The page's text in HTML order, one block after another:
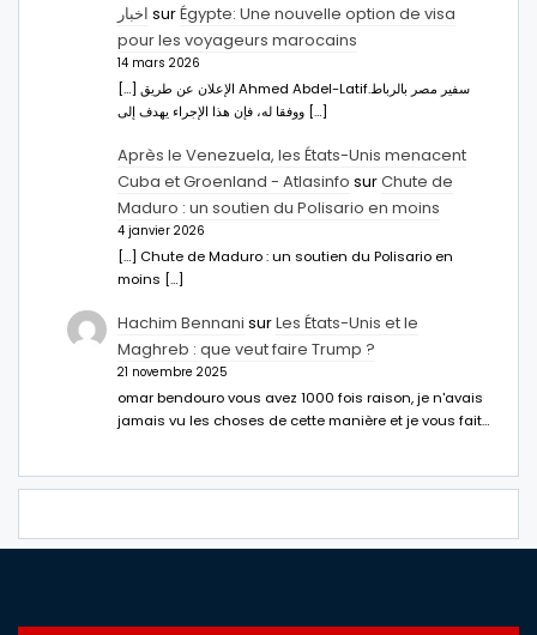
اخبار surÉgypte: Une nouvelle option de visa
pour les voyageurs marocains
14 mars 2026
[…] الإعلان عن طريق Ahmed Abdel-Latifسفير مصر بالرباط.
ووفقا له، فإن هذا الإجراء يهدف إلى […]
Après le Venezuela, les États-Unis menacent
Cuba et Groenland - Atlasinfo surChute de
Maduro : un soutien du Polisario en moins
4 janvier 2026
[…] Chute de Maduro : un soutien du Polisario en
moins […]
Hachim Bennani surLes États-Unis et le
Maghreb : que veut faire Trump ?
21 novembre 2025
omar bendouro vous avez 1000 fois raison, je n'avais
jamais vu les choses de cette manière et je vous fait…